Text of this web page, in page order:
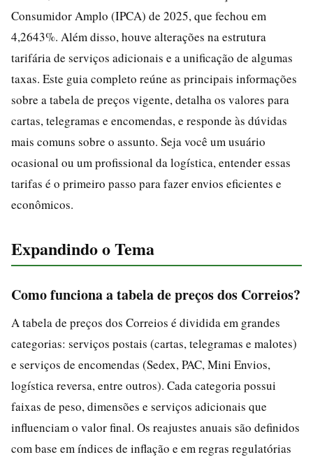
Consumidor Amplo (IPCA) de 2025, que fechou em
4,2643%. Além disso, houve alterações na estrutura
tarifária de serviços adicionais e a unificação de algumas
taxas. Este guia completo reúne as principais informações
sobre a tabela de preços vigente, detalha os valores para
cartas, telegramas e encomendas, e responde às dúvidas
mais comuns sobre o assunto. Seja você um usuário
ocasional ou um profissional da logística, entender essas
tarifas é o primeiro passo para fazer envios eficientes e
econômicos.
Expandindo o Tema
Como funciona a tabela de preços dos Correios?
A tabela de preços dos Correios é dividida em grandes
categorias: serviços postais (cartas, telegramas e malotes)
e serviços de encomendas (Sedex, PAC, Mini Envios,
logística reversa, entre outros). Cada categoria possui
faixas de peso, dimensões e serviços adicionais que
influenciam o valor final. Os reajustes anuais são definidos
com base em índices de inflação e em regras regulatórias